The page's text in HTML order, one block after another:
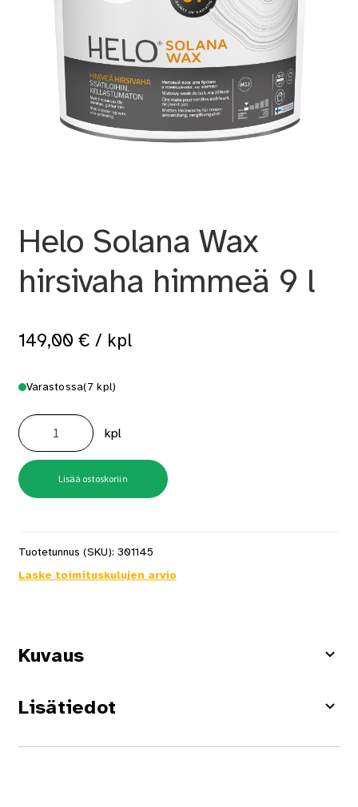
Helo Solana Wax
hirsivaha himmeä 9 l
149,00 € / kpl
Varastossa(7 kpl)
Helo
Solana
Wax
hirsivaha
himmeä
9
l
määrä
kpl
Lisää ostoskoriin
Tuotetunnus (SKU): 301145
Laske toimituskulujen arvio
Kuvaus
Lisätiedot